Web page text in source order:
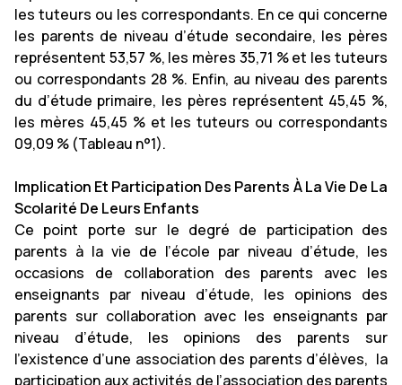
les tuteurs ou les correspondants. En ce qui concerne
les parents de niveau d’étude secondaire, les pères
représentent 53,57 %, les mères 35,71 % et les tuteurs
ou correspondants 28 %. Enfin, au niveau des parents
du d’étude primaire, les pères représentent 45,45 %,
les mères 45,45 % et les tuteurs ou correspondants
09,09 % (Tableau n°1).
Implication Et Participation Des Parents À La Vie De La
Scolarité De Leurs Enfants
Ce point porte sur le degré de participation des
parents à la vie de l’école par niveau d’étude, les
occasions de collaboration des parents avec les
enseignants par niveau d’étude, les opinions des
parents sur collaboration avec les enseignants par
niveau d’étude, les opinions des parents sur
l’existence d’une association des parents d’élèves, la
participation aux activités de l’association des parents